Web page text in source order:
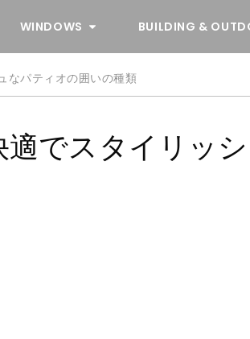
WINDOWS BUILDING &
なパティオの囲いの種類
適でスタイリッ